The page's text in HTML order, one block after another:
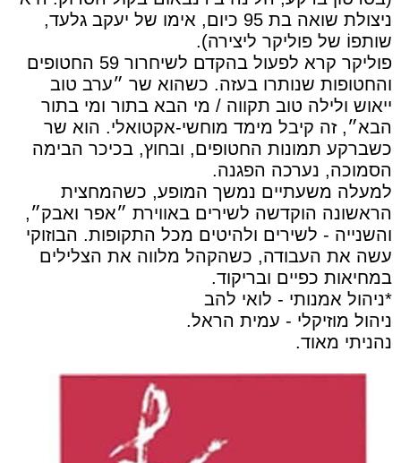
ניצולת שואה בת 95 כיום, אימו של יעקב גלעד,
שותפוֹ של פוליקר ליצירה).
פוליקר קרא לפעול בהקדם לשיחרור 59 החטופים
והחטופות שנותרו בעזה. כשהוא שר ״ערב טוב
ייאוש ולילה טוב תקווה / מי הבא בתור ומי בתור
הבא״, זה קיבל מימד מוחשי-אקטואלי. הוא שר
כשברקע תמונות החטופים, ובחוץ, בכיכר הבימה
הסמוכה, נערכה הפגנה.
למעלה משעתיים נמשך המופע, כשהמחצית
הראשונה הוקדשה לשירים באווירת ״אפר ואבק״,
והשנייה - לשירים ולהיטים מכל התקופות. הבוזוקי
עשה את העבודה, כשהקהל מלווה את הצלילים
במחיאות כפיים ובריקוד.
*ניהול אמנותי - לואי להב
ניהול מוזיקלי - עמית הראל.
נהניתי מאוד.